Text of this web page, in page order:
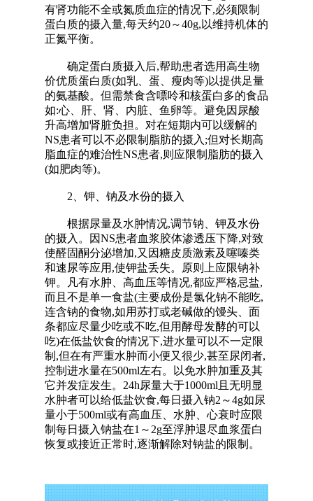
有肾功能不全或氮质血症的情况下,必须限制
蛋白质的摄入量,每天约20～40g,以维持机体的
正氮平衡。
确定蛋白质摄入后,帮助患者选用高生物
价优质蛋白质(如乳、蛋、瘦肉等)以提供足量
的氨基酸。但需禁食含嘌呤和核蛋白多的食品
如:心、肝、肾、内脏、鱼卵等。避免因尿酸
升高增加肾脏负担。对在短期内可以缓解的
NS患者可以不必限制脂肪的摄入;但对长期高
脂血症的难治性NS患者,则应限制脂肪的摄入
(如肥肉等)。
2、钾、钠及水份的摄入
根据尿量及水肿情况,调节钠、钾及水份
的摄入。因NS患者血浆胶体渗透压下降,对致
使醛固酮分泌增加,又因糖皮质激素及噻嗪类
和速尿等应用,使钾盐丢失。原则上应限钠补
钾。凡有水肿、高血压等情况,都应严格忌盐,
而且不是单一食盐(主要成份是氯化钠不能吃,
连含钠的食物,如用苏打或老碱做的馒头、面
条都应尽量少吃或不吃,但用酵母发酵的可以
吃)在低盐饮食的情况下,进水量可以不一定限
制,但在有严重水肿而小便又很少,甚至尿闭者,
控制进水量在500ml左右。以免水肿加重及其
它并发症发生。24h尿量大于1000ml且无明显
水肿者可以给低盐饮食,每日摄入钠2～4g如尿
量小于500ml或有高血压、水肿、心衰时应限
制每日摄入钠盐在1～2g至浮肿退尽血浆蛋白
恢复或接近正常时,逐渐解除对钠盐的限制。